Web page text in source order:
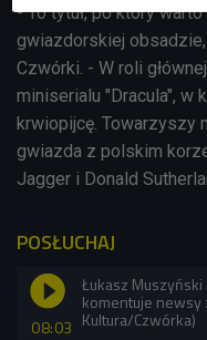
- To tytuł, po który
gwiazdorskiej
Czwórki. - W roli
miniserialu "Dracula", w
krwiopijcę. Towarzyszy
gwiazda z polskim
Jagger i Donald
POSŁUCHAJ
08:03
Łukasz
komentuje newsy
Kultura/Czwórka)